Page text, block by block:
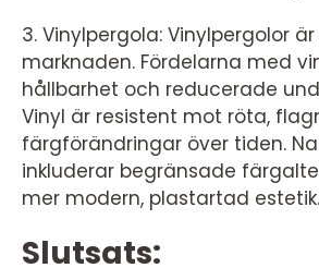
3. Vinylpergola: Vinylpergolor
marknaden. Fördelarna med
hållbarhet och reducerade
Vinyl är resistent mot röta,
färgförändringar över tiden.
inkluderar begränsade
mer modern, plastartad estetik.
Slutsats: